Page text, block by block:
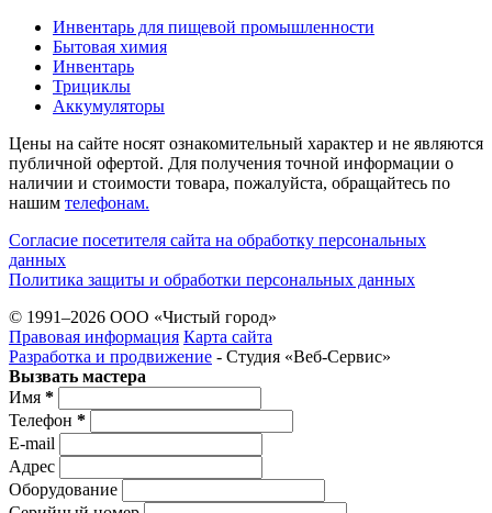
Инвентарь для пищевой промышленности
Бытовая химия
Инвентарь
Трициклы
Аккумуляторы
Цены на сайте носят ознакомительный характер и не являются
публичной офертой. Для получения точной информации о
наличии и стоимости товара, пожалуйста, обращайтесь по
нашим телефонам.
Согласие посетителя сайта на обработку персональных
данных
Политика защиты и обработки персональных данных
© 1991–2026 ООО «Чистый город»
Правовая информация Карта сайта
Разработка и продвижение - Студия «Веб-Cервис»
Вызвать мастера
Имя *
Телефон *
E-mail
Адрес
Оборудование